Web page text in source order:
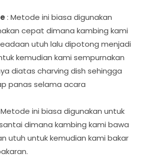
: Metode ini biasa digunakan
cepat dimana kambing kami
utuh lalu dipotong menjadi
kemudian kami sempurnakan
diatas charving dish sehingga
panas selama acara
ini biasa digunakan untuk
dimana kambing kami bawa
utuh untuk kemudian kami bakar